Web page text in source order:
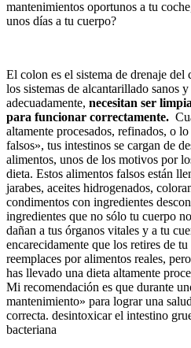
mantenimientos oportunos a tu
unos días a tu cuerpo?
El colon es el sistema de drenaje
los sistemas de alcantarillado sanos
adecuadamente, necesitan ser
para funcionar correctamente.
altamente procesados, refinados, o
falsos», tus intestinos se cargan de
alimentos, unos de los motivos por
dieta. Estos alimentos falsos están
jarabes, aceites hidrogenados,
condimentos con ingredientes
ingredientes que no sólo tu cuerpo
dañan a tus órganos vitales y a tu
encarecidamente que los retires de
reemplaces por alimentos reales,
has llevado una dieta altamente
Mi recomendación es que durante
mantenimiento» para lograr una
correcta. desintoxicar el intestino
bacteriana